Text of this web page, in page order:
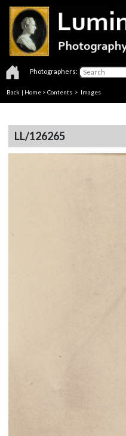
Photographers:
Back | Home > Contents > Images
LL/126265